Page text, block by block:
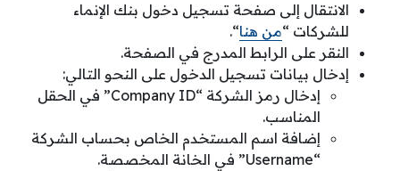
الانتقال إلى صفحة تسجيل دخول بنك الإنماء
للشركات “من هنا“.
النقر على الرابط المدرج في الصفحة.
إدخال بيانات تسجيل الدخول على النحو التالي:
إدخال رمز الشركة “Company ID” في الحقل
المناسب.
إضافة اسم المستخدم الخاص بحساب الشركة
“Username” في الخانة المخصصة.